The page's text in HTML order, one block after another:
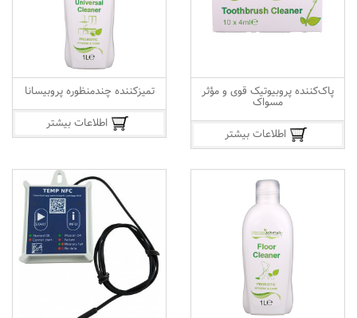
پاک‌کننده پروبیوتیک قوی و مؤثر
مسواک
اطلاعات بیشتر
تمیزکننده چندمنظوره پروبیسانا
اطلاعات بیشتر